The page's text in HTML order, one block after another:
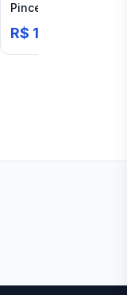
Pincel Atlas Trincha
R$ 14,04